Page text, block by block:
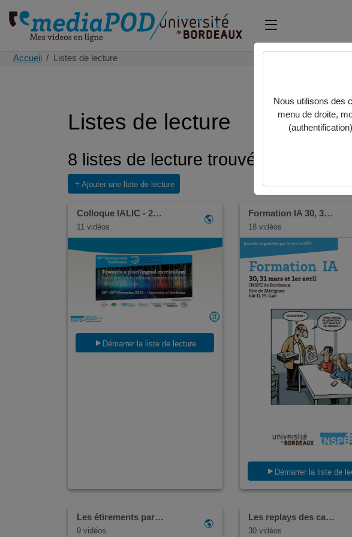
Accueil Listes de lecture
Listes de lecture
8 listes de lecture trouvées
Ajouter une liste de lecture
Colloque IALIC - 2…
11 vidéos
Démarrer la liste de lecture
Formation IA 30, 3…
18 vidéos
Démarrer la liste de
Les étirements par…
9 vidéos
Les replays des ca…
30 vidéos
Nous utilisons des
menu de droite,